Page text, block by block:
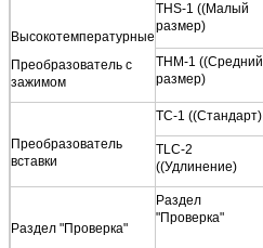
Высокотемпературные
Преобразователь с
зажимом
THS-1 ((Малый
размер)
THM-1 ((Средний
размер)
Преобразователь
вставки
TC-1 ((Стандарт)
TLC-2
((Удлинение)
Раздел "Проверка"
Раздел
"Проверка"